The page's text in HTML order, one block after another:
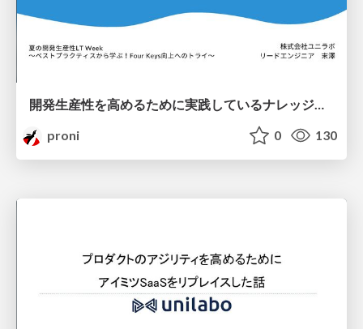
開発生産性を高めるために実践しているナレッジの紹介／夏の開発生産性LT Week
proni
0 130